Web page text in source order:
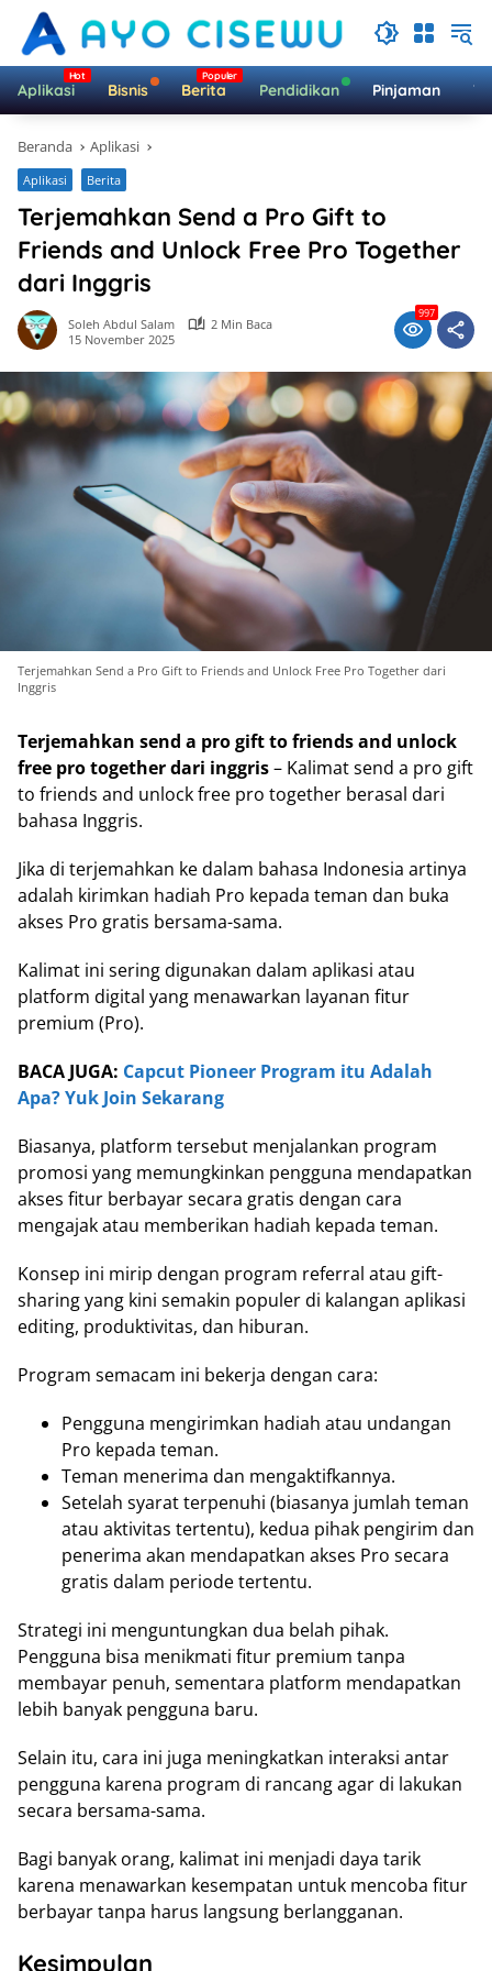
Langsung
konten
Aplikasi Bisnis Berita Pendidikan Pinjaman
Beranda Aplikasi
Aplikasi Berita
Terjemahkan Send a Pro Gift to
Friends and Unlock Free Pro Together
dari Inggris
Soleh Abdul Salam
2 Min Baca
15 November 2025
997
Terjemahkan Send a Pro Gift to Friends and Unlock Free Pro Together dari
Inggris
Terjemahkan send a pro gift to friends and unlock
free pro together dari inggris– Kalimat send a pro gift
to friends and unlock free pro together berasal dari
bahasa Inggris.
Jika di terjemahkan ke dalam bahasa Indonesia artinya
adalah kirimkan hadiah Pro kepada teman dan buka
akses Pro gratis bersama-sama.
Kalimat ini sering digunakan dalam aplikasi atau
platform digital yang menawarkan layanan fitur
premium (Pro).
BACA JUGA: Capcut Pioneer Program itu Adalah
Apa? Yuk Join Sekarang
Biasanya, platform tersebut menjalankan program
promosi yang memungkinkan pengguna mendapatkan
akses fitur berbayar secara gratis dengan cara
mengajak atau memberikan hadiah kepada teman.
Konsep ini mirip dengan program referral atau gift-
sharing yang kini semakin populer di kalangan aplikasi
editing, produktivitas, dan hiburan.
Program semacam ini bekerja dengan cara:
Pengguna mengirimkan hadiah atau undangan
Pro kepada teman.
Teman menerima dan mengaktifkannya.
Setelah syarat terpenuhi (biasanya jumlah teman
atau aktivitas tertentu), kedua pihak pengirim dan
penerima akan mendapatkan akses Pro secara
gratis dalam periode tertentu.
Strategi ini menguntungkan dua belah pihak.
Pengguna bisa menikmati fitur premium tanpa
membayar penuh, sementara platform mendapatkan
lebih banyak pengguna baru.
Selain itu, cara ini juga meningkatkan interaksi antar
pengguna karena program di rancang agar di lakukan
secara bersama-sama.
Bagi banyak orang, kalimat ini menjadi daya tarik
karena menawarkan kesempatan untuk mencoba fitur
berbayar tanpa harus langsung berlangganan.
Kesimpulan